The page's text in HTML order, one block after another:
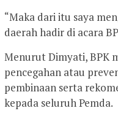
“Maka dari itu saya
daerah hadir di acara
Menurut Dimyati, BPK
pencegahan atau
pembinaan serta
kepada seluruh Pemda.